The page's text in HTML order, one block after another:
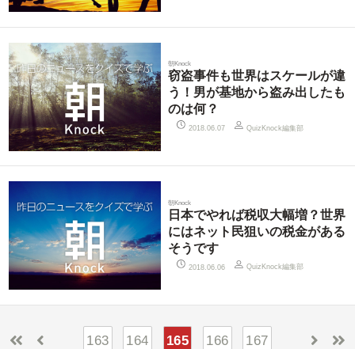
朝Knock
窃盗事件も世界はスケールが違
う！男が基地から盗み出したも
のは何？
2018.06.07 QuizKnock編集部
朝Knock
日本でやれば税収大幅増？世界
にはネット民狙いの税金がある
そうです
2018.06.06 QuizKnock編集部
163 164 165 166 167